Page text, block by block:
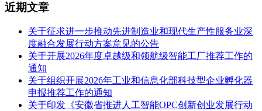
近期文章
关于征求进一步推动先进制造业和现代生产性服务业深
度融合发展行动方案意见的公告
关于开展2026年度卓越级和领航级智能工厂推荐工作的
通知
关于组织开展2026年工业和信息化部科技型企业孵化器
申报推荐工作的通知
关于印发《安徽省推进人工智能OPC创新创业发展行动